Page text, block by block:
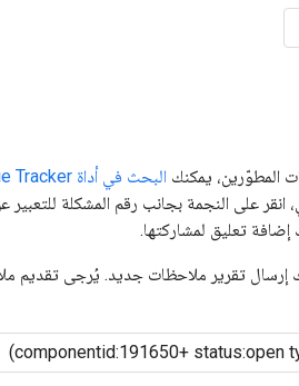
المطوّرين، يمكنك البحث في أداة Issue Tracker
على النجمة بجانب رقم المشكلة للتعبير
إضافة تعليق لمشاركتها.
إرسال تقرير ملاحظات جديد. يُرجى تقديم